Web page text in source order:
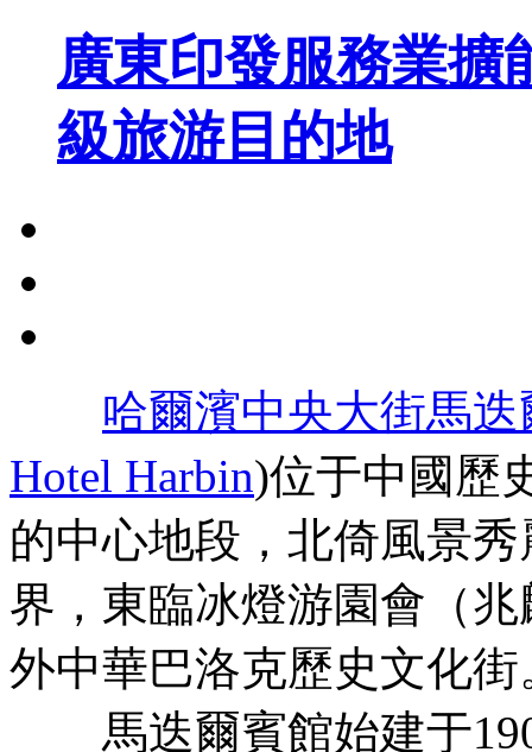
廣東印發服務業擴
級旅游目的地
哈爾濱中央大街馬
Hotel Harbin)位于中國歷
的中心地段，北倚風景
界，東臨冰燈游園會（
外中華巴洛克歷史文化街
馬迭爾賓館始建于